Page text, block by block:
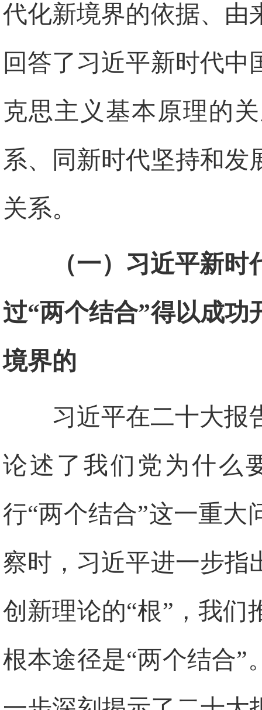
代化新境界的依据、由
回答了习近平新时代中
克思主义基本原理的
系、同新时代坚持和发
关系。
（一）习近平新
过“两个结合”得以成功
境界的
习近平在二十大报
论述了我们党为什么
行“两个结合”这一重大
察时，习近平进一步指
创新理论的“根”，我们
根本途径是“两个结合”